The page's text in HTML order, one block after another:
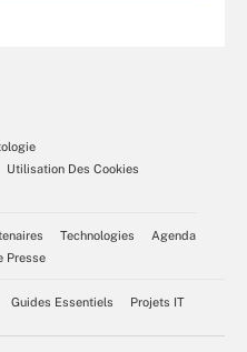
Utilisation Des Cookies
Technologies
Agenda
Presse
Guides Essentiels Projets IT